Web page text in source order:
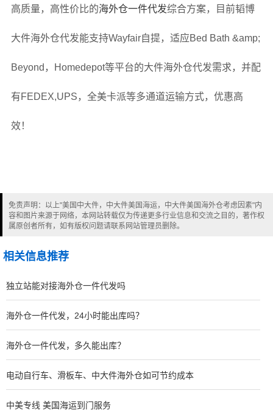
高质量，高性价比的海外仓一件代发综合方案，目前韬博
大件海外仓代发能支持Wayfair自提，适应Bed Bath &amp;
Beyond，Homedepot等平台的大件海外仓代发需求，并配
有FEDEX,UPS，全美卡派等多通道运输方式，优惠高
效！
免责声明：以上"美国中大件，中大件美国海运，中大件美国海外仓考虑因素"内
容和图片来源于网络，本网站转载仅为传递更多行业信息和交流之目的，著作权
属原创者所有，如有版权问题请联系网站管理员删除。
相关信息推荐
独立站能对接海外仓一件代发吗
海外仓一件代发，24小时能出库吗？
海外仓一件代发，多久能出库？
电动自行车、滑板车、中大件海外仓如可节约成本
中美专线 美国海运到门服务